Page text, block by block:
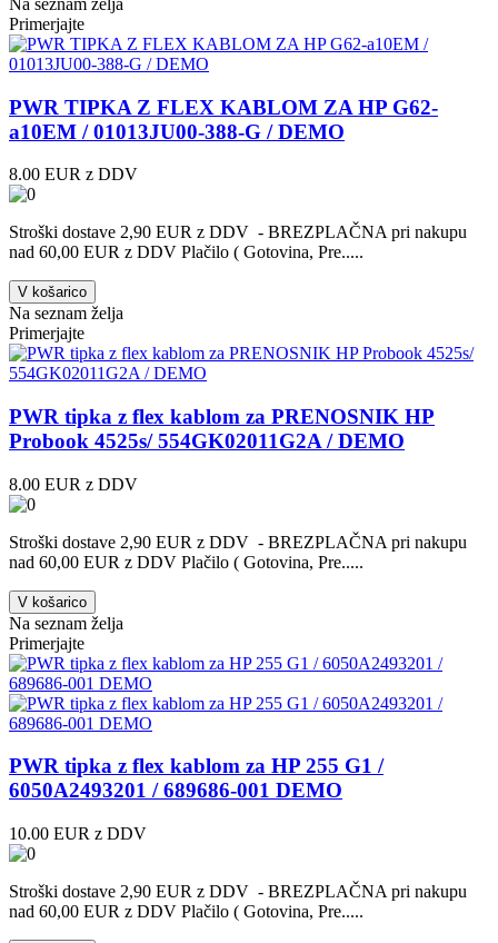
Primerjajte
PWR TIPKA Z FLEX KABLOM ZA HP G62-
a10EM / 01013JU00-388-G / DEMO
8.00 EUR z DDV
Stroški dostave 2,90 EUR z DDV - BREZPLAČNA pri nakupu
nad 60,00 EUR z DDV Plačilo ( Gotovina, Pre.....
V košarico
Na seznam želja
Primerjajte
PWR tipka z flex kablom za PRENOSNIK HP
Probook 4525s/ 554GK02011G2A / DEMO
8.00 EUR z DDV
Stroški dostave 2,90 EUR z DDV - BREZPLAČNA pri nakupu
nad 60,00 EUR z DDV Plačilo ( Gotovina, Pre.....
V košarico
Na seznam želja
Primerjajte
PWR tipka z flex kablom za HP 255 G1 /
6050A2493201 / 689686-001 DEMO
10.00 EUR z DDV
Stroški dostave 2,90 EUR z DDV - BREZPLAČNA pri nakupu
nad 60,00 EUR z DDV Plačilo ( Gotovina, Pre.....